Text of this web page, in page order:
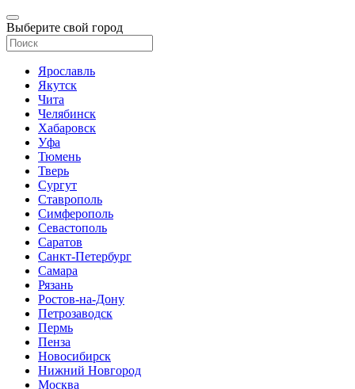
Выберите свой город
Ярославль
Якутск
Чита
Челябинск
Хабаровск
Уфа
Тюмень
Тверь
Сургут
Ставрополь
Симферополь
Севастополь
Саратов
Санкт-Петербург
Самара
Рязань
Ростов-на-Дону
Петрозаводск
Пермь
Пенза
Новосибирск
Нижний Новгород
Москва